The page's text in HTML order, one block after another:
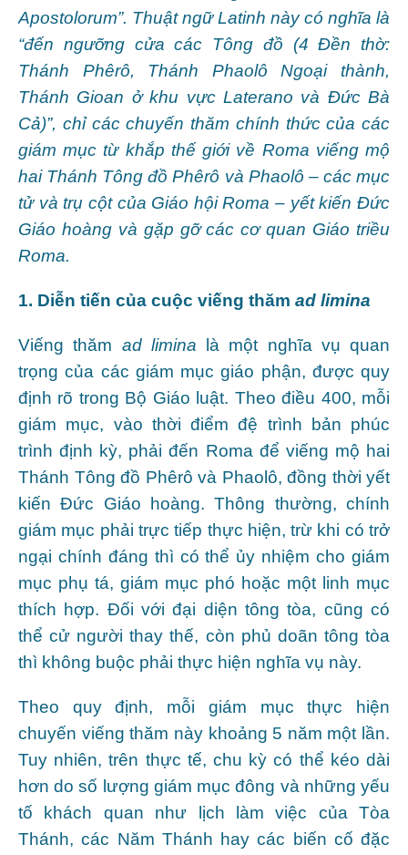
Apostolorum”. Thuật ngữ Latinh này có nghĩa là
“đến ngưỡng cửa các Tông đồ (4 Đền thờ:
Thánh Phêrô, Thánh Phaolô Ngoại thành,
Thánh Gioan ở khu vực Laterano và Đức Bà
Cả)”, chỉ các chuyến thăm chính thức của các
giám mục từ khắp thế giới về Roma viếng mộ
hai Thánh Tông đồ Phêrô và Phaolô – các mục
tử và trụ cột của Giáo hội Roma – yết kiến Đức
Giáo hoàng và gặp gỡ các cơ quan Giáo triều
Roma.
1. Diễn tiến của cuộc viếng thăm ad limina
Viếng thăm ad limina là một nghĩa vụ quan
trọng của các giám mục giáo phận, được quy
định rõ trong Bộ Giáo luật. Theo điều 400, mỗi
giám mục, vào thời điểm đệ trình bản phúc
trình định kỳ, phải đến Roma để viếng mộ hai
Thánh Tông đồ Phêrô và Phaolô, đồng thời yết
kiến Đức Giáo hoàng. Thông thường, chính
giám mục phải trực tiếp thực hiện, trừ khi có trở
ngại chính đáng thì có thể ủy nhiệm cho giám
mục phụ tá, giám mục phó hoặc một linh mục
thích hợp. Đối với đại diện tông tòa, cũng có
thể cử người thay thế, còn phủ doãn tông tòa
thì không buộc phải thực hiện nghĩa vụ này.
Theo quy định, mỗi giám mục thực hiện
chuyến viếng thăm này khoảng 5 năm một lần.
Tuy nhiên, trên thực tế, chu kỳ có thể kéo dài
hơn do số lượng giám mục đông và những yếu
tố khách quan như lịch làm việc của Tòa
Thánh, các Năm Thánh hay các biến cố đặc